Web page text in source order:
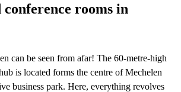
rooms in
can be seen from afar! The 60-metre-high
is located forms the centre of Mechelen
business park. Here, everything revolves